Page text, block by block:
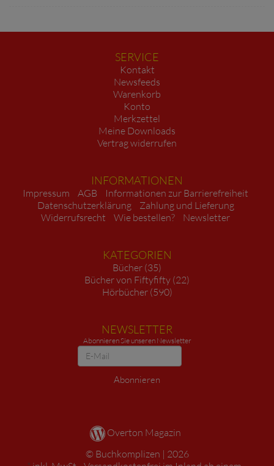
SERVICE
Kontakt
Newsfeeds
Warenkorb
Konto
Merkzettel
Meine Downloads
Vertrag widerrufen
INFORMATIONEN
Impressum AGB
Informationen zur Barrierefreiheit
Datenschutzerklärung
Zahlung und Lieferung
Widerrufsrecht
Wie bestellen? Newsletter
KATEGORIEN
Bücher (35)
Bücher von Fiftyfifty (22)
Hörbücher (590)
NEWSLETTER
Abonnieren Sie unseren Newsletter
Newsletter
Abonnieren
Overton Magazin
Buchkomplizen
2026